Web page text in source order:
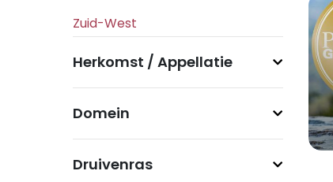
Herkomst / Appellatie
Domein
Druivenras